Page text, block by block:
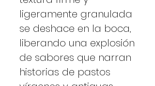
ligeramente granulada
se deshace en la boca,
liberando una explosión
de sabores que narran
historias de pastos